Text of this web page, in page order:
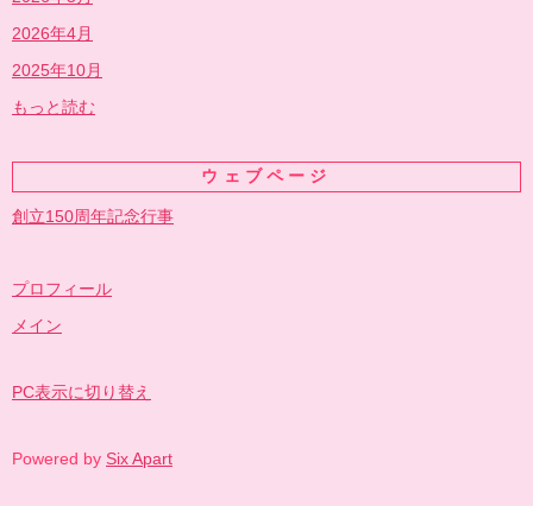
2026年4月
2025年10月
もっと読む
ウェブページ
創立150周年記念行事
プロフィール
メイン
PC表示に切り替え
Powered by Six Apart